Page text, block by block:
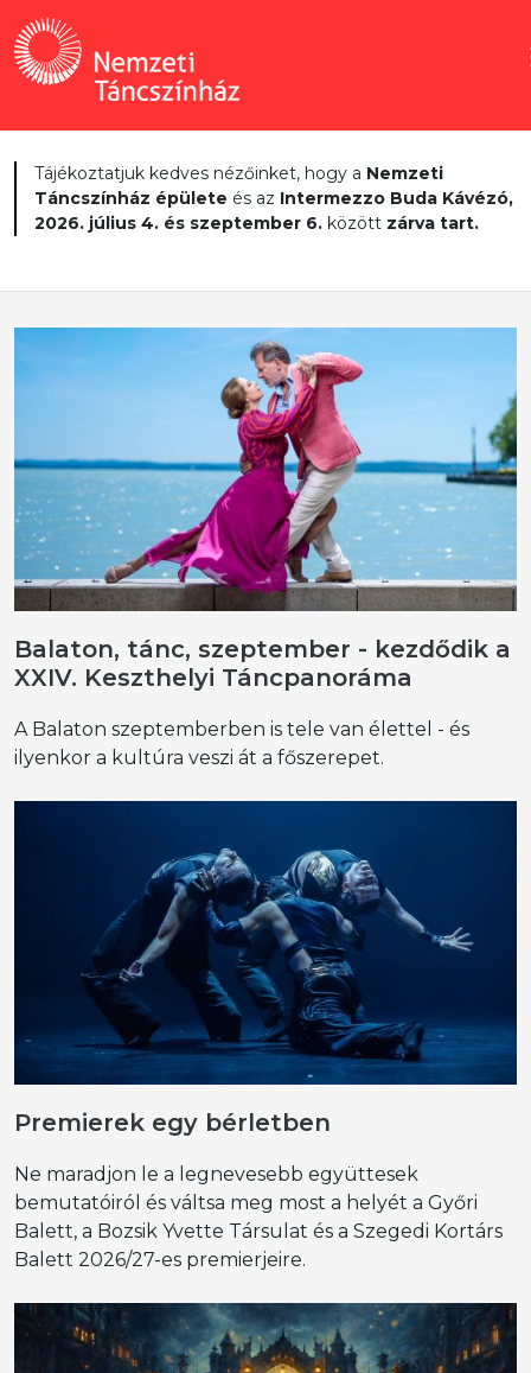
Tájékoztatjuk kedves nézőinket, hogy a Nemzeti
Táncszínház épülete és az Intermezzo Buda Kávézó,
2026. július 4. és szeptember 6. között zárva tart.
Balaton, tánc, szeptember - kezdődik a
XXIV. Keszthelyi Táncpanoráma
A Balaton szeptemberben is tele van élettel - és
ilyenkor a kultúra veszi át a főszerepet.
Premierek egy bérletben
Ne maradjon le a legnevesebb együttesek
bemutatóiról és váltsa meg most a helyét a Győri
Balett, a Bozsik Yvette Társulat és a Szegedi Kortárs
Balett 2026/27-es premierjeire.